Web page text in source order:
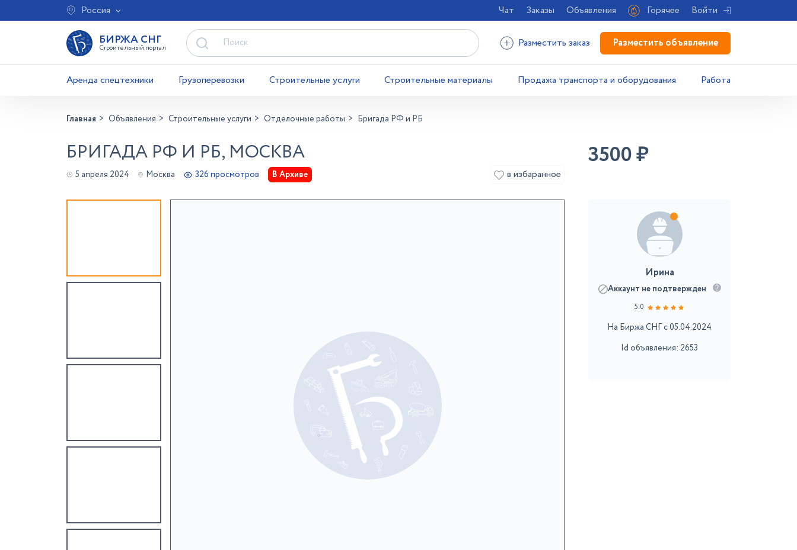
Россия Чат Заказы Объявления Горячее Войти
БИРЖА СНГ
Строительный портал Разместить заказ Разместить объявление
Аренда спецтехники Грузоперевозки Строительные услуги Строительные материалы Продажа транспорта и оборудования Работа
Главная Объявления Строительные услуги Отделочные работы Бригада РФ и РБ
БРИГАДА РФ И РБ, МОСКВА
5 апреля 2024 Москва 326 просмотров В Архиве в избаранное
3500₽
Ирина
Аккаунт не подтвержден
5.0
На Биржа СНГ с 05.04.2024
Id объявления: 2653